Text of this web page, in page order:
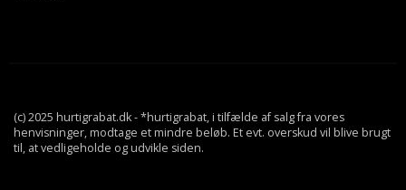
(c) 2025 hurtigrabat.dk - *hurtigrabat, i tilfælde af salg fra vores
henvisninger, modtage et mindre beløb. Et evt. overskud vil blive brugt
til, at vedligeholde og udvikle siden.